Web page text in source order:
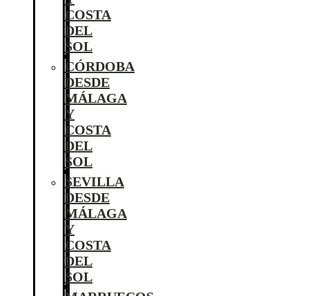
COSTA
DEL
SOL
CÓRDOBA
DESDE
MÁLAGA
Y
COSTA
DEL
SOL
SEVILLA
DESDE
MÁLAGA
Y
COSTA
DEL
SOL